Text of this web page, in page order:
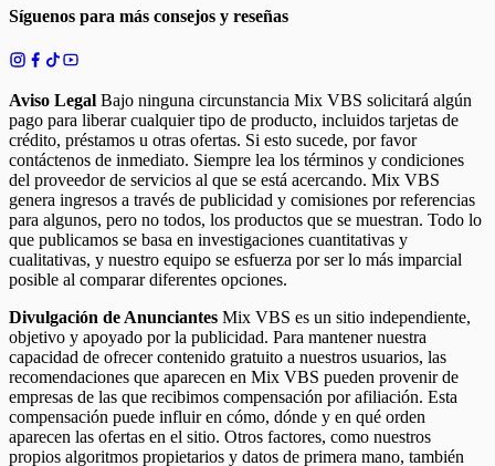
Síguenos para más consejos y reseñas
Aviso Legal Bajo ninguna circunstancia Mix VBS solicitará algún
pago para liberar cualquier tipo de producto, incluidos tarjetas de
crédito, préstamos u otras ofertas. Si esto sucede, por favor
contáctenos de inmediato. Siempre lea los términos y condiciones
del proveedor de servicios al que se está acercando. Mix VBS
genera ingresos a través de publicidad y comisiones por referencias
para algunos, pero no todos, los productos que se muestran. Todo lo
que publicamos se basa en investigaciones cuantitativas y
cualitativas, y nuestro equipo se esfuerza por ser lo más imparcial
posible al comparar diferentes opciones.
Divulgación de Anunciantes Mix VBS es un sitio independiente,
objetivo y apoyado por la publicidad. Para mantener nuestra
capacidad de ofrecer contenido gratuito a nuestros usuarios, las
recomendaciones que aparecen en Mix VBS pueden provenir de
empresas de las que recibimos compensación por afiliación. Esta
compensación puede influir en cómo, dónde y en qué orden
aparecen las ofertas en el sitio. Otros factores, como nuestros
propios algoritmos propietarios y datos de primera mano, también